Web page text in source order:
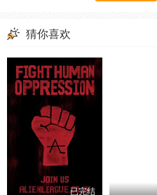
猜你喜欢
已完结